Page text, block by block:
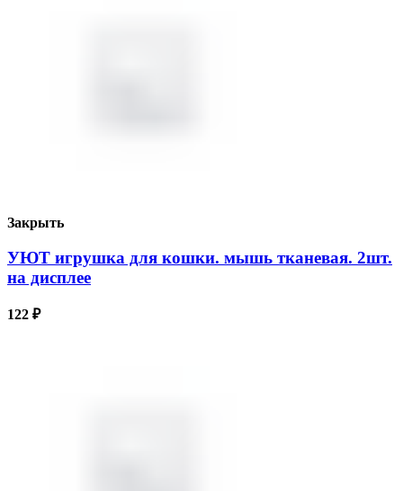
Закрыть
УЮТ игрушка для кошки. мышь тканевая. 2шт.
на дисплее
122 ₽